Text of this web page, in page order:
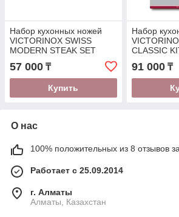
Набор кухонных ножей
VICTORINOX SWISS
MODERN STEAK SET
SERRATED (2шт)
#6.9000.12WG (R18121)
57 000 ₸
Купить
Набор
CLASSIC
(R18120)
91 000₸
О нас
100% положительных из 8 отзывов
Работает с 25.09.2014
г. Алматы
Алматы, Казахстан